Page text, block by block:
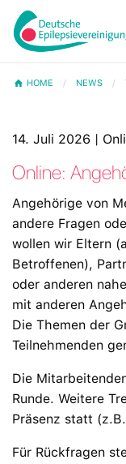
HOME NEWS
14. Juli 2026 |
Online:
Angehörige von
andere Fragen
wollen wir Eltern
Betroffenen),
oder anderen
mit anderen
Die Themen der
Teilnehmenden
Die
Runde. Weitere
Präsenz statt
Für Rückfragen